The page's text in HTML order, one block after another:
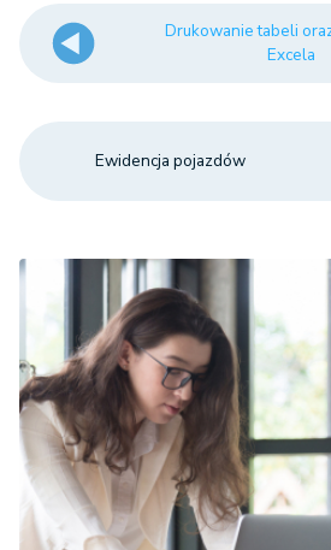
Drukowanie tabeli
Excela
Ewidencja pojazdów